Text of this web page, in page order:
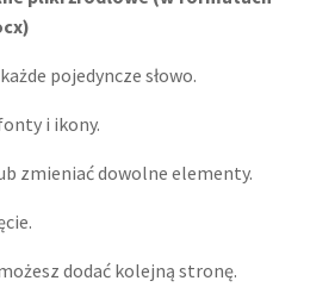
pojedyncze słowo.
i ikony.
zmieniać dowolne elementy.
dodać kolejną stronę.